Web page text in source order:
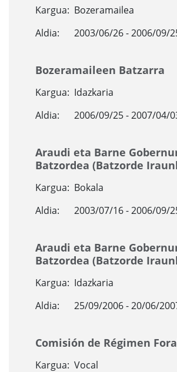
Kargua: Bozeramailea
Aldia:
2003/06/26 - 2006/09/
Bozeramaileen Batzarra
Kargua: Idazkaria
Aldia:
2006/09/25 - 2007/04/
Araudi eta Barne
Batzordea (Batzorde
Kargua: Bokala
Aldia:
2003/07/16 - 2006/09/
Araudi eta Barne
Batzordea (Batzorde
Kargua: Idazkaria
Aldia:
25/09/2006 - 20/06/
Comisión de Régimen
Kargua: Vocal